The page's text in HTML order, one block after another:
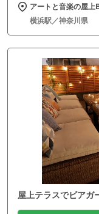
アートと音楽の屋
横浜駅／神奈川県
屋上テラスでビアガ